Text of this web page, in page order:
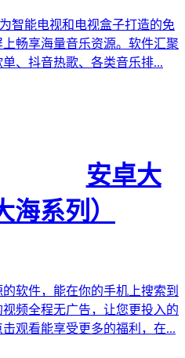
智能电视和电视盒子打造的免
畅享海量音乐资源。软件汇聚
、抖音热歌、各类音乐排...
安卓大
系列）
软件，能在你的手机上搜索到
频全程无广告，让您更投入的
观看能享受更多的福利，在...